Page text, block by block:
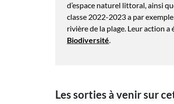
d’espace naturel littoral, ainsi
classe 2022-2023 a par
rivière de la plage. Leur action
Biodiversité.
Les sorties à venir sur